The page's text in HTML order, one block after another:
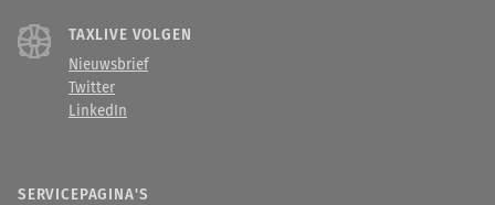
TAXLIVE VOLGEN
Nieuwsbrief
Twitter
LinkedIn
SERVICEPAGINA'S